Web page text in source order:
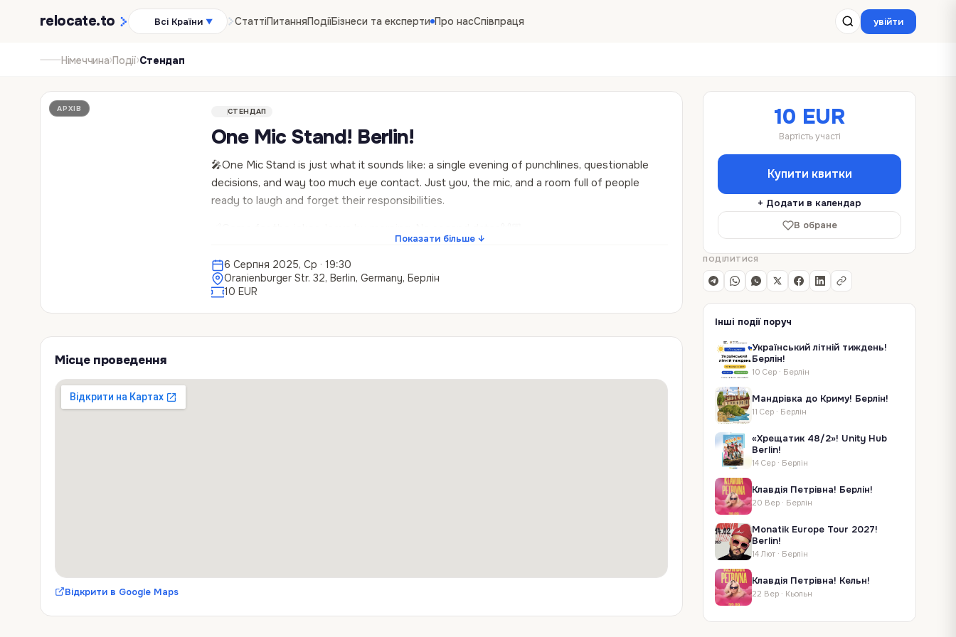
relocate.to Всі Країни ▼ СтаттіПитанняПодіїБізнеси та експерти Про насСпівпраця увійти
Німеччина›Події›Стендап
АРХІВ СТЕНДАП
One Mic Stand! Berlin!
🎤One Mic Stand is just what it sounds like: a single evening of punchlines, questionable
decisions, and way too much eye contact. Just you, the mic, and a room full of people
ready to laugh and forget their responsibilities.
⏰06.08, 19.30
📍@artcitypeople_berlin Oranienburger Str. 32
entry: 10€ 🕺🏻host: @andrii_volkovintsev
language: english💡
Показати більше ↓
6 Серпня 2025, Ср · 19:30
Oranienburger Str. 32, Berlin, Germany, Берлін
10 EUR
10 EUR
Вартість участі
Купити квитки
+ Додати в календар
В обране
ПОДІЛИТИСЯ
Інші події поруч
Український літній тиждень!
Берлін!
10 Сер · Берлін
Мандрівка до Криму! Берлін!
11 Сер · Берлін
«Хрещатик 48/2»! Unity Hub
Berlin!
14 Сер · Берлін
Клавдія Петрівна! Берлін!
20 Вер · Берлін
Monatik Europe Tour 2027!
Berlin!
14 Лют · Берлін
Клавдія Петрівна! Кельн!
22 Вер · Кьольн
Місце проведення
Відкрити в Google Maps